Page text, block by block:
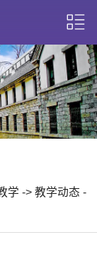
学 -> 教学动态 -